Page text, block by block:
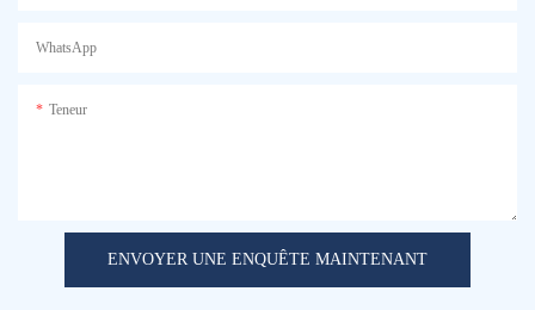
WhatsApp
Teneur
ENVOYER UNE ENQUÊTE MAINTENANT